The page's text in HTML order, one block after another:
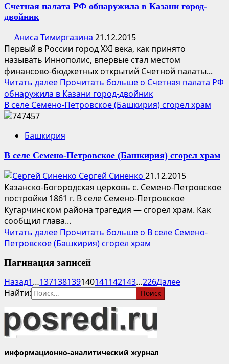
Счетная палата РФ обнаружила в Казани город-
двойник
Аниса Тимиргазина 21.12.2015
Первый в России город XXI века, как принято
называть Иннополис, впервые стал местом
финансово-бюджетных открытий Счетной палаты...
Читать далее Прочитать больше о Счетная палата РФ
обнаружила в Казани город-двойник
В селе Семено-Петровское (Башкирия) сгорел храм
Башкирия
В селе Семено-Петровское (Башкирия) сгорел храм
Сергей Синенко 21.12.2015
Казанско-Богородская церковь с. Семено-Петровское
постройки 1861 г. В селе Семено-Петровское
Кугарчинском района трагедия — сгорел храм. Как
сообщил глава...
Читать далее Прочитать больше о В селе Семено-
Петровское (Башкирия) сгорел храм
Пагинация записей
Назад1…137138139140141142143…226Далее
Найти:
информационно-аналитический журнал